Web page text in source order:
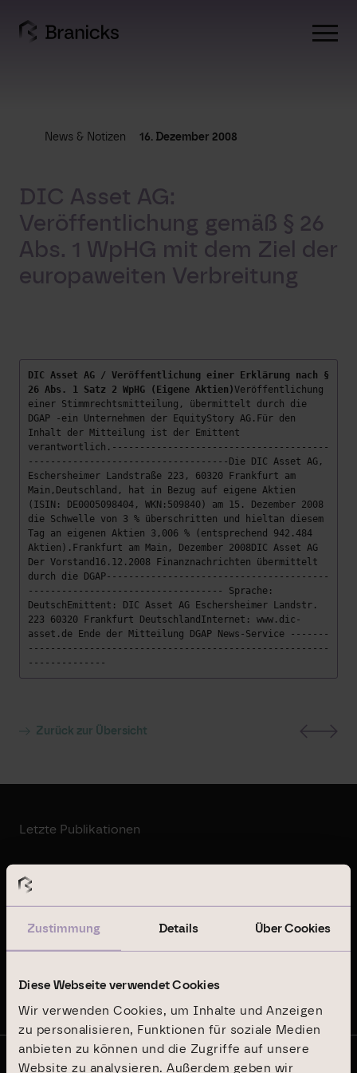
Zustimmung Details Über Cookies
Diese Webseite verwendet Cookies
Wir verwenden Cookies, um Inhalte und Anzeigen
zu personalisieren, Funktionen für soziale Medien
anbieten zu können und die Zugriffe auf unsere
Website zu analysieren. Außerdem geben wir
content
News & Notizen 16. Dezember 2008
DIC Asset AG:
Veröffentlichung gemäß § 26
Abs. 1 WpHG mit dem Ziel der
europaweiten Verbreitung
DIC Asset AG / Veröffentlichung einer Erklärung nach §
26 Abs. 1 Satz 2 WpHG (Eigene Aktien)Veröffentlichung
einer Stimmrechtsmitteilung, übermittelt durch die
DGAP -ein Unternehmen der EquityStory AG.Für den
Inhalt der Mitteilung ist der Emittent
verantwortlich.---------------------------------------
------------------------------------Die DIC Asset AG,
Eschersheimer Landstraße 223, 60320 Frankfurt am
Main,Deutschland, hat in Bezug auf eigene Aktien
(ISIN: DE0005098404, WKN:509840) am 15. Dezember 2008
die Schwelle von 3 % überschritten und hieltan diesem
Tag an eigenen Aktien 3,006 % (entsprechend 942.484
Aktien).Frankfurt am Main, Dezember 2008DIC Asset AG
Der Vorstand16.12.2008 Finanznachrichten übermittelt
durch die DGAP----------------------------------------
----------------------------------- Sprache:
DeutschEmittent: DIC Asset AG Eschersheimer Landstr.
223 60320 Frankfurt DeutschlandInternet: www.dic-
asset.de Ende der Mitteilung DGAP News-Service -------
------------------------------------------------------
--------------
Zurück zur Übersicht
Letzte Publikationen
Nachhaltigkeitsbericht 2024
Auf dem Laufenden bleiben